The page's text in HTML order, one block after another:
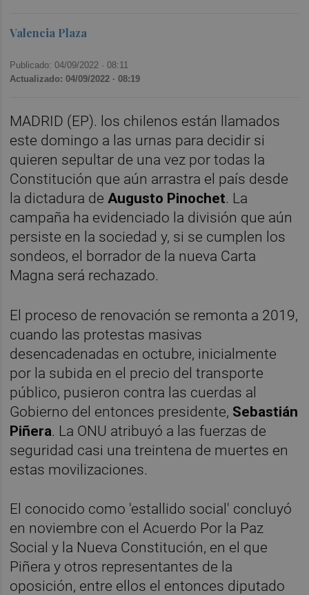
Valencia Plaza
Publicado: 04/09/2022 ·08:11
Actualizado: 04/09/2022 · 08:19
MADRID (EP). los chilenos están llamados
este domingo a las urnas para decidir si
quieren sepultar de una vez por todas la
Constitución que aún arrastra el país desde
la dictadura deAugusto Pinochet. La
campaña ha evidenciado la división que aún
persiste en la sociedad y, si se cumplen los
sondeos, el borrador de la nueva Carta
Magna será rechazado.
El proceso de renovación se remonta a 2019,
cuando las protestas masivas
desencadenadas en octubre, inicialmente
por la subida en el precio del transporte
público, pusieron contra las cuerdas al
Gobierno del entonces presidente, Sebastián
Piñera. La ONU atribuyó a las fuerzas de
seguridad casi una treintena de muertes en
estas movilizaciones.
El conocido como 'estallido social' concluyó
en noviembre con el Acuerdo Por la Paz
Social y la Nueva Constitución, en el que
Piñera y otros representantes de la
oposición, entre ellos el entonces diputado